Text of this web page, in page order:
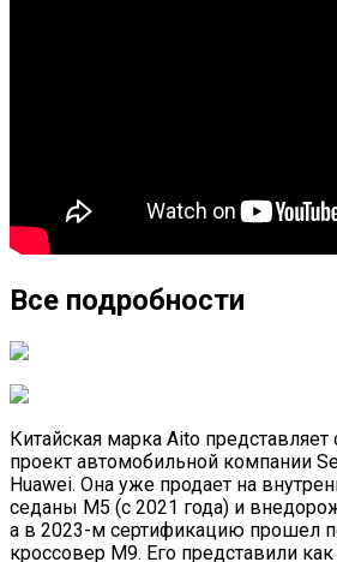
Все подробности
Китайская марка Aito
проект автомобильной компании
Huawei. Она уже продает на
седаны М5 (с 2021 года) и
а в 2023-м сертификацию прошел
кроссовер М9. Его представили